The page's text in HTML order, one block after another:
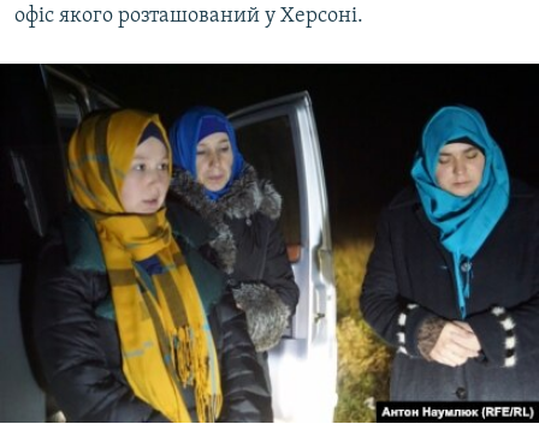
офіс якого розташований у Херсоні.